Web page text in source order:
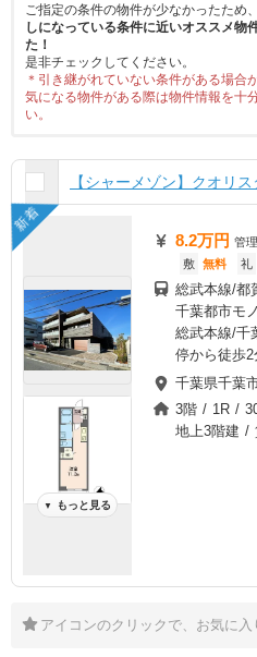
ご指定の条件の物件が少なかったため
しになっている条件に近いオススメ物
た！
是非チェックしてください。
＊引き継がれていない条件がある場合
気になる物件がある際は物件情報を十
い。
【シャーメゾン】クオリ
新着
▼ もっと見る
8.2万円 管
敷 無料 礼
総武本線/都
千葉都市モ
総武本線/千
停から徒歩2
千葉県千葉
3階 / 1R /
地上3階建 /
アイコンのクリックで、お気に入